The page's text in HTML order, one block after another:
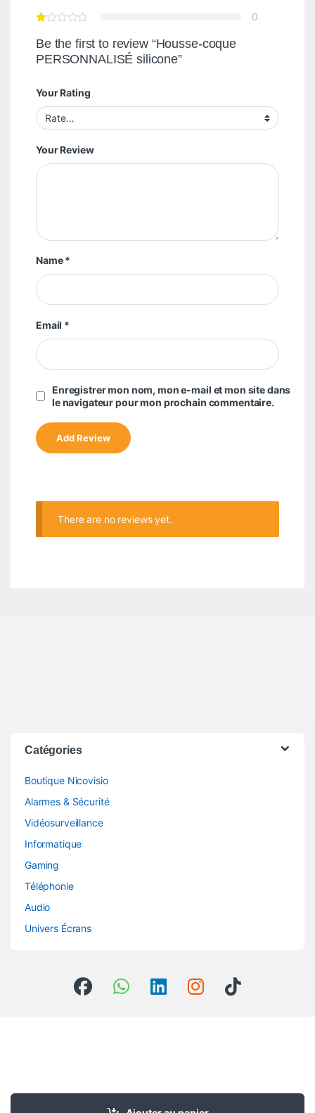
0
Be the first to review “Housse-coque
PERSONNALISÉ silicone”
Your Rating
Your Review
Name*
Email *
Enregistrer mon nom, mon e-mail et mon site dans
le navigateur pour mon prochain commentaire.
There are no reviews yet.
Catégories
Boutique Nicovisio
Alarmes & Sécurité
Vidéosurveillance
Informatique
Gaming
Téléphonie
Audio
Univers Écrans
SAV JOIGNABLE DE 8H A
21H DU LUNDI AU SAMEDI